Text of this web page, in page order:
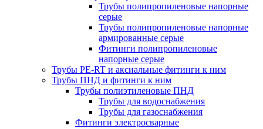
Трубы полипропиленовые напорные
серые
Трубы полипропиленовые напорные
армированные серые
Фитинги полипропиленовые
напорные серые
Трубы PE-RT и аксиальные фитинги к ним
Трубы ПНД и фитинги к ним
Трубы полиэтиленовые ПНД
Трубы для водоснабжения
Трубы для газоснабжения
Фитинги электросварные